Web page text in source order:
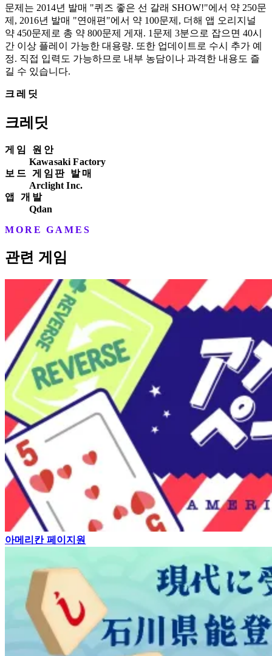
문제는 2014년 발매 "퀴즈 좋은 선 갈래 SHOW!"에서 약 250문
제, 2016년 발매 "연애편"에서 약 100문제, 더해 앱 오리지널
약 450문제로 총 약 800문제 게재. 1문제 3분으로 잡으면 40시
간 이상 플레이 가능한 대용량. 또한 업데이트로 수시 추가 예
정. 직접 입력도 가능하므로 내부 농담이나 과격한 내용도 즐
길 수 있습니다.
크레딧
크레딧
게임 원안
Kawasaki Factory
보드 게임판 발매
Arclight Inc.
앱 개발
Qdan
MORE GAMES
관련 게임
아메리칸 페이지원